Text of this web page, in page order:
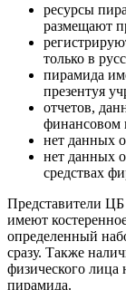
ресурсы
размещают
только в
пирамида
презентуя
отчетов,
финансовом
нет данных
нет данных
средствах
Представители
имеют
определенный
сразу. Также
физического лица
пирамида.